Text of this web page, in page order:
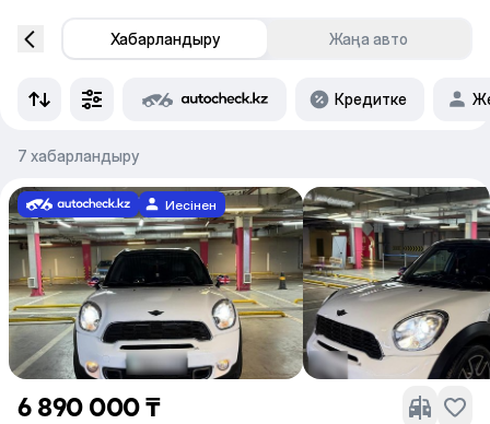
Хабарландыру Жаңа авто
Кредитке
7 хабарландыру
Иесінен
6 890 000 ₸